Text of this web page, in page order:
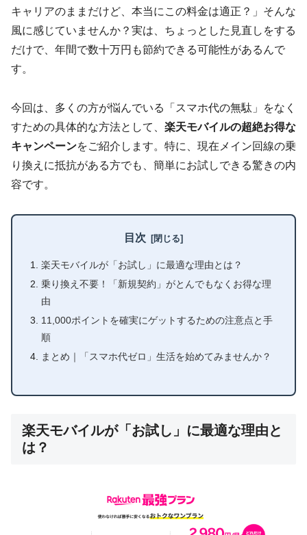
キャリアのままだけど、本当にこの料金は適正？」そんな
風に感じていませんか？実は、ちょっとした見直しをする
だけで、年間で数十万円も節約できる可能性があるんで
す。
今回は、多くの方が悩んでいる「スマホ代の無駄」をなく
すための具体的な方法として、 楽天モバイルの超絶お得な
キャンペーンをご紹介します。特に、現在メイン回線の乗
り換えに抵抗がある方でも、簡単にお試しできる驚きの内
容です。
目次
楽天モバイルが「お試し」に最適な理由とは？
乗り換え不要！「新規契約」がとんでもなくお得な理
由
11,000ポイントを確実にゲットするための注意点と手
順
まとめ｜「スマホ代ゼロ」生活を始めてみませんか？
楽天モバイルが「お試し」に最適な理由と
は？